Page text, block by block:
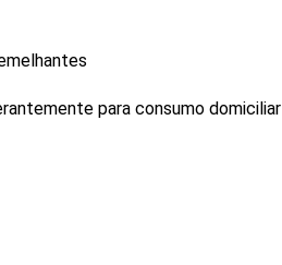
para consumo domiciliar